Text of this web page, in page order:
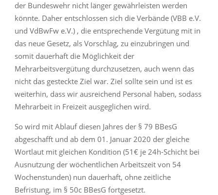
der Bundeswehr nicht länger gewährleisten werden
könnte. Daher entschlossen sich die Verbände (VBB e.V.
und VdBwFw e.V.) , die entsprechende Vergütung mit in
das neue Gesetz, als Vorschlag, zu einzubringen und
somit dauerhaft die Möglichkeit der
Mehrarbeitsvergütung durchzusetzen, auch wenn das
nicht das gesteckte Ziel war. Ziel sollte sein und ist es
weiterhin, dass wir ausreichend Personal haben, sodass
Mehrarbeit in Freizeit ausgeglichen wird.
So wird mit Ablauf diesen Jahres der § 79 BBesG
abgeschafft und ab dem 01. Januar 2020 der gleiche
Wortlaut mit gleichen Kondition (51€ je 24h-Schicht bei
Ausnutzung der wöchentlichen Arbeitszeit von 54
Wochenstunden) nun dauerhaft, ohne zeitliche
Befristung, im § 50c BBesG fortgesetzt.